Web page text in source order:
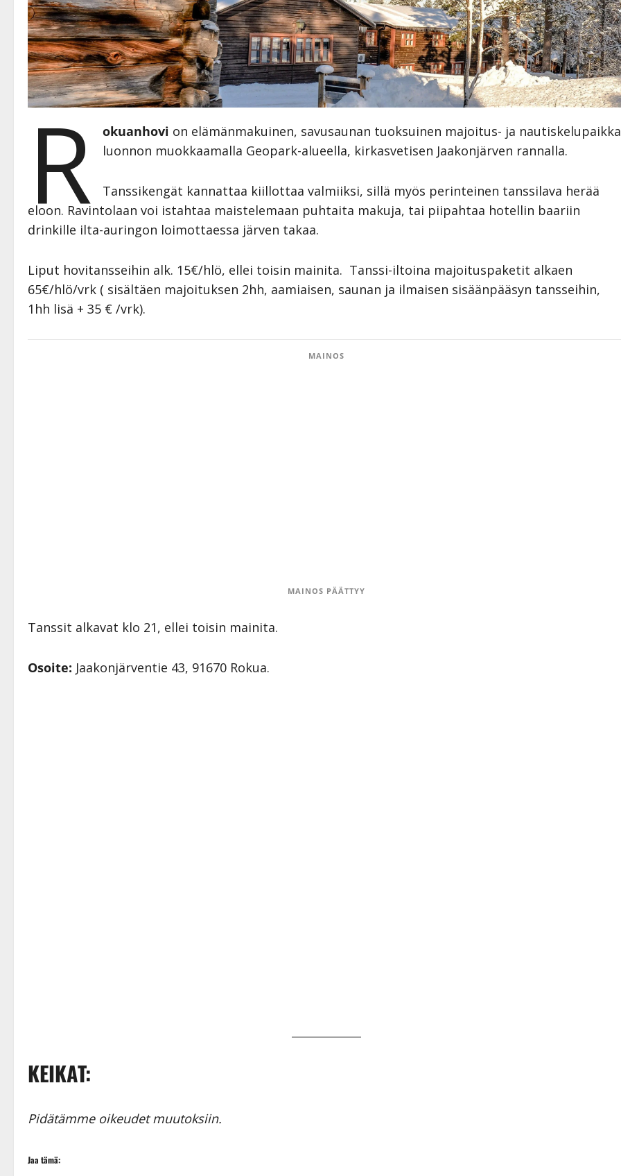
R okuanhovi on elämänmakuinen, savusaunan tuoksuinen majoitus- ja nautiskelupaikka
luonnon muokkaamalla Geopark-alueella, kirkasvetisen Jaakonjärven rannalla.
Tanssikengät kannattaa kiillottaa valmiiksi, sillä myös perinteinen tanssilava herää
eloon. Ravintolaan voi istahtaa maistelemaan puhtaita makuja, tai piipahtaa hotellin baariin
drinkille ilta-auringon loimottaessa järven takaa.
Liput hovitansseihin alk. 15€/hlö, ellei toisin mainita. Tanssi-iltoina majoituspaketit alkaen
65€/hlö/vrk ( sisältäen majoituksen 2hh, aamiaisen, saunan ja ilmaisen sisäänpääsyn tansseihin,
1hh lisä + 35 € /vrk).
MAINOS
MAINOS PÄÄTTYY
Tanssit alkavat klo 21, ellei toisin mainita.
Osoite: Jaakonjärventie 43, 91670 Rokua.
KEIKAT:
Pidätämme oikeudet muutoksiin.
Jaa tämä: